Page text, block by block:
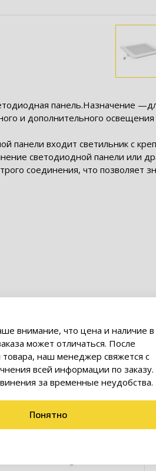
панель.Назначение
и дополнительного освещения
панели входит светильник с
светодиодной панели или
соединения, что позволяет
внимание, что цена и наличие в
может отличаться. После
наш менеджер свяжется с
всей информации по заказу.
за временные неудобства.
Понятно